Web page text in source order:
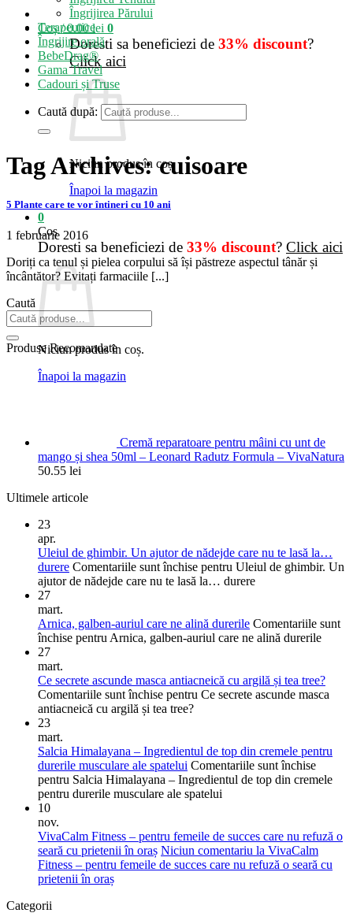
Coș /0.00lei 0
Doresti sa beneficiezi de 33% discount?
Click aici
Niciun produs în coș.
Înapoi la magazin
0
Coș
Doresti sa beneficiezi de 33% discount? Click aici
Niciun produs în coș.
Înapoi la magazin
Îngrijirea Părului
Terapeutice
Îngrijire orală
BebeDrag®
Gama Travel
Cadouri și Truse
Caută după:
Tag Archives:cuisoare
5 Plante care te vor întineri cu 10 ani
1 februarie 2016
Doriți ca tenul și pielea corpului să își păstreze aspectul tânăr și
încântător? Evitați farmaciile [...]
Caută
Produse Recomandate
Cremă reparatoare pentru mâini cu unt de
mango și shea 50ml – Leonard Radutz Formula – VivaNatura
50.55 lei
Ultimele articole
23
apr.
Uleiul de ghimbir. Un ajutor de nădejde care nu te lasă la…
durere Comentariile sunt închise pentru Uleiul de ghimbir. Un
ajutor de nădejde care nu te lasă la… durere
27
mart.
Arnica, galben-auriul care ne alină durerile Comentariile sunt
închise pentru Arnica, galben-auriul care ne alină durerile
27
mart.
Ce secrete ascunde masca antiacneică cu argilă și tea tree?
Comentariile sunt închise pentru Ce secrete ascunde masca
antiacneică cu argilă și tea tree?
23
mart.
Salcia Himalayana – Ingredientul de top din cremele pentru
durerile musculare ale spatelui Comentariile sunt închise
pentru Salcia Himalayana – Ingredientul de top din cremele
pentru durerile musculare ale spatelui
10
nov.
VivaCalm Fitness – pentru femeile de succes care nu refuză o
seară cu prietenii în oraș Niciun comentariu la VivaCalm
Fitness – pentru femeile de succes care nu refuză o seară cu
prietenii în oraș
Categorii